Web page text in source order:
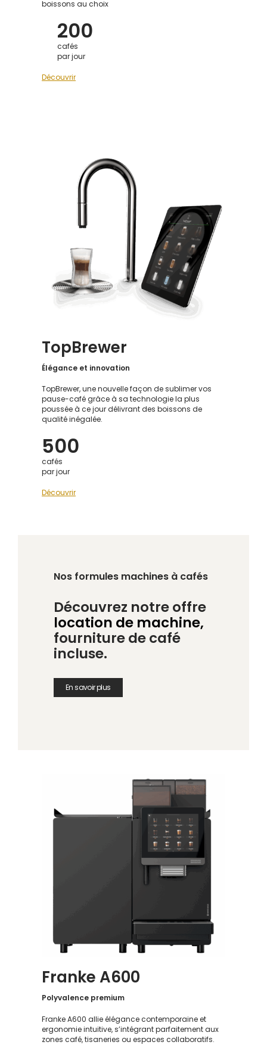
boissons au choix
200
cafés
par jour
Découvrir
TopBrewer
Élégance et innovation
TopBrewer, une nouvelle façon de sublimer vos
pause-café grâce à sa technologie la plus
poussée à ce jour délivrant des boissons de
qualité inégalée.
500
cafés
par jour
Découvrir
Nos formules machines à cafés
Découvrez notre offre
location de machine,
fourniture de café
incluse.
En savoir plus
Franke A600
Polyvalence premium
Franke A600 allie élégance contemporaine et
ergonomie intuitive, s’intégrant parfaitement aux
zones café, tisaneries ou espaces collaboratifs.